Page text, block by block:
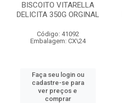
BISCOITO VITARELLA
DELICITA 350G ORGINAL
Código: 41092
Embalagem: CX\24
Faça seu login ou
cadastre-se para
ver preços e
comprar